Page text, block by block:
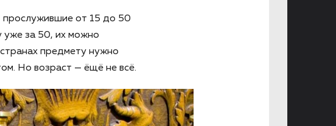
прослужившие от 15 до 50
уже за 50, их можно
предмету нужно
Но возраст — ёщё не всё.